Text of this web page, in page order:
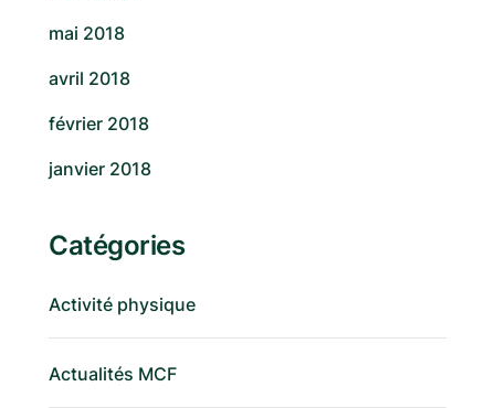
mai 2018
avril 2018
février 2018
janvier 2018
Catégories
Activité physique
Actualités MCF